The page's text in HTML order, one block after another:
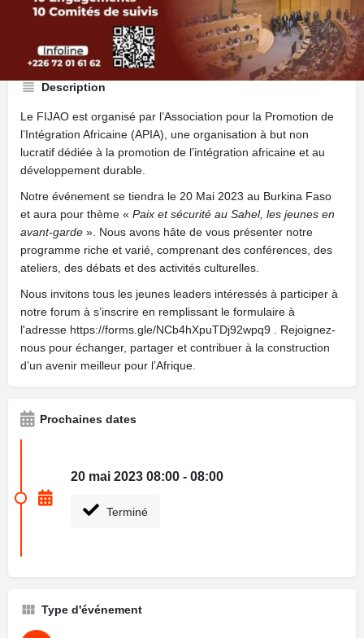
Laisser un avis Ajouter aux
Description
Le FIJAO est organisé par l’Association pour la Promotion de
l’Intégration Africaine (APIA), une organisation à but non
lucratif dédiée à la promotion de l’intégration africaine et au
développement durable.
Notre événement se tiendra le 20 Mai 2023 au Burkina Faso
et aura pour thème « Paix et sécurité au Sahel, les jeunes en
avant-garde ». Nous avons hâte de vous présenter notre
programme riche et varié, comprenant des conférences, des
ateliers, des débats et des activités culturelles.
Nous invitons tous les jeunes leaders intéressés à participer à
notre forum à s’inscrire en remplissant le formulaire à
l'adresse https://forms.gle/NCb4hXpuTDj92wpq9 . Rejoignez-
nous pour échanger, partager et contribuer à la construction
d’un avenir meilleur pour l’Afrique.
Prochaines dates
20 mai 2023 08:00 - 08:00
Terminé
Type d'événement